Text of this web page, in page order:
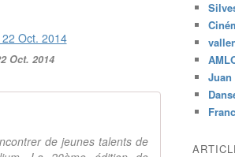
Oct. 2014
de jeunes talents de
Juan